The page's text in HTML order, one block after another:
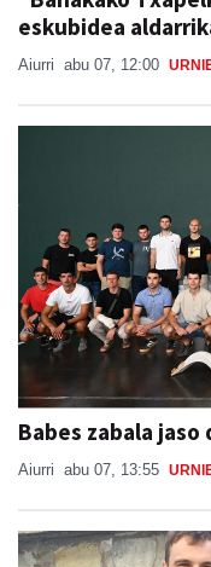
eskubidea
Aiurri abu 07, 12:00
Babes zabala jaso
Aiurri abu 07, 13:55